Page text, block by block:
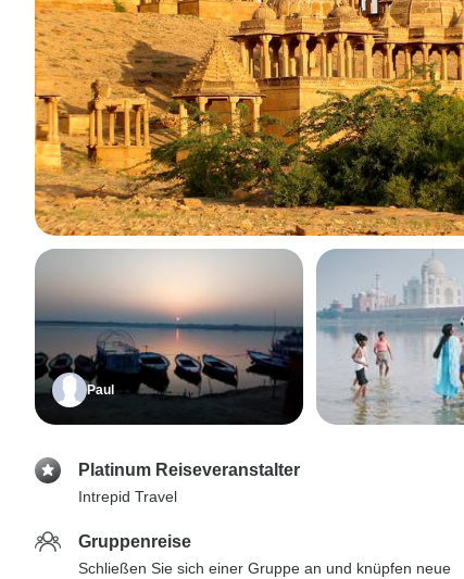
Paul
Platinum Reiseveranstalter
Intrepid Travel
Gruppenreise
Schließen Sie sich einer Gruppe an und knüpfen neue